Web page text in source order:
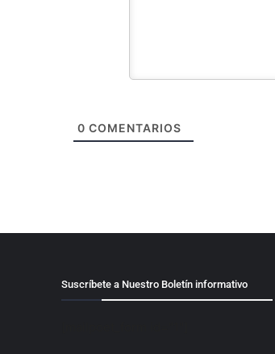
0 COMENTARIOS
Suscríbete a Nuestro Boletín informativo